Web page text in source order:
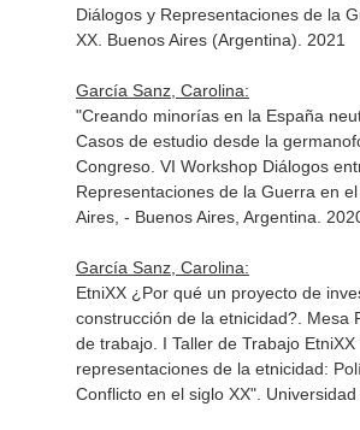
Diálogos y Representaciones de la
XX. Buenos Aires (Argentina). 2021
García Sanz, Carolina:
"Creando minorías en la España
Casos de estudio desde la
Congreso. VI Workshop Diálogos
Representaciones de la Guerra en
Aires, - Buenos Aires, Argentina.
García Sanz, Carolina:
EtniXX ¿Por qué un proyecto de
construcción de la etnicidad?. Mesa
de trabajo. I Taller de Trabajo
representaciones de la etnicidad:
Conflicto en el siglo XX".